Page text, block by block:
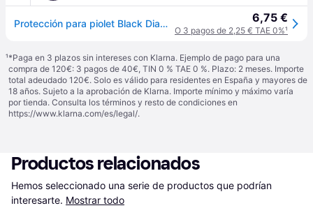
Protección para piolet Black Diamond - Orange 6,75 €
O 3 pagos de 2,25 € TAE 0%¹
¹*Paga en 3 plazos sin intereses con Klarna. Ejemplo de pago para una
compra de 120€: 3 pagos de 40€, TIN 0 % TAE 0 %. Plazo: 2 meses. Importe
total adeudado 120€. Solo es válido para residentes en España y mayores de
18 años. Sujeto a la aprobación de Klarna. Importe mínimo y máximo varía
por tienda. Consulta los términos y resto de condiciones en
https://www.klarna.com/es/legal/.
Productos relacionados
Hemos seleccionado una serie de productos que podrían
interesarte. Mostrar todo